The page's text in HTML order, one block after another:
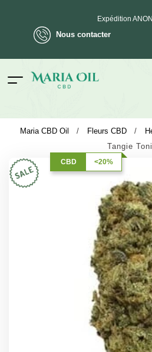
Nous contacter
Expédition
Maria CBD Oil / Fleurs CBD /
Tangie
CBD <20%